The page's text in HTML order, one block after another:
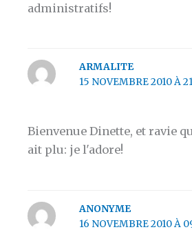
administratifs!
ARMALITE
15 NOVEMBRE 2010 À
Bienvenue Dinette, et ravie
ait plu: je l'adore!
ANONYME
16 NOVEMBRE 2010 À